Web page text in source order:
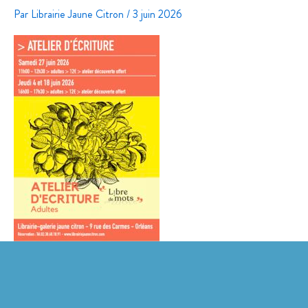
Par Librairie Jaune Citron /3 juin 2026